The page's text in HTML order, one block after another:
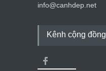
info@canhdep.net
Kênh cộng đồng